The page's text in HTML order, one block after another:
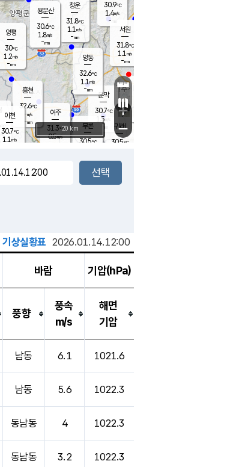
문막
30.7℃
1.5m/s
mm
부론
30.5℃
청운
31.8℃
1.1 m/s
-mm
여주
31.3℃
0.5m/s
양동
32.6℃
1.1m/s
-mm
장호원
흥천
32.6℃
-m/s
-mm
m/s
30.9℃
1.4m/s
- mm
귀래
30.5℃
서원
31.8℃
1.1 m/s
-mm
용문산
30.6℃
1.8m/s
-mm
이천
30.7℃
1.1 m/s
양평
30℃
1.2m/s
-mm
+
−
20 km
기상실황표 2026.01.14.12:00
바람 기압(hPa)
풍향
풍속
m/s
해면
기압
남동 6.1 1021.6
남동 5.6 1022.3
동남동 4 1022.3
동남동 3.2 1022.3